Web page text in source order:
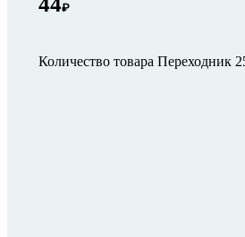
₽
Количество товара Переходник